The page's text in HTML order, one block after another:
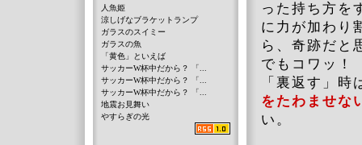
った持ち方を
に力が加わり
ら、奇跡だと
でもコワッ！
「裏返す」
をたわませな
い。
人魚姫
涼しげなブラケットランプ
ガラスのスイミー
ガラスの魚
「黄色」といえば
サッカーW杯中だから？ 「...
サッカーW杯中だから？ 「...
サッカーW杯中だから？ 「...
地震お見舞い
やすらぎの光